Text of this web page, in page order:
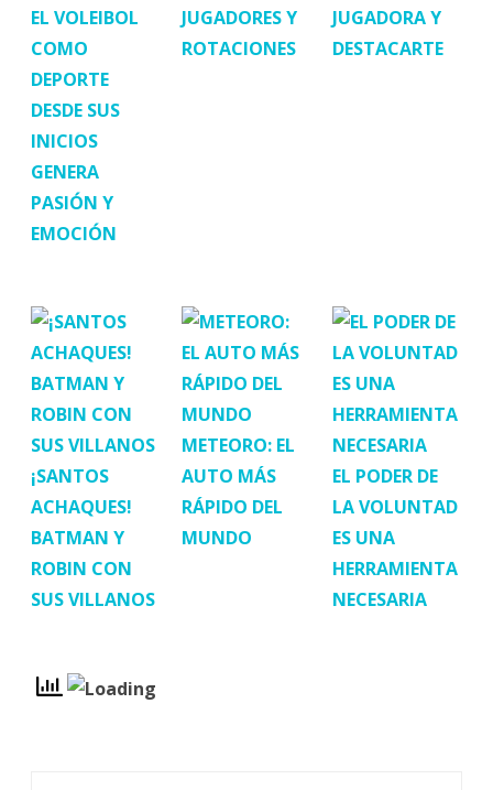
EL VOLEIBOL
COMO
DEPORTE
DESDE SUS
INICIOS
GENERA
PASIÓN Y
EMOCIÓN
JUGADORES Y
ROTACIONES
JUGADORA Y
DESTACARTE
¡SANTOS
ACHAQUES!
BATMAN Y
ROBIN CON
SUS VILLANOS
METEORO: EL
AUTO MÁS
RÁPIDO DEL
MUNDO
EL PODER DE
LA VOLUNTAD
ES UNA
HERRAMIENTA
NECESARIA